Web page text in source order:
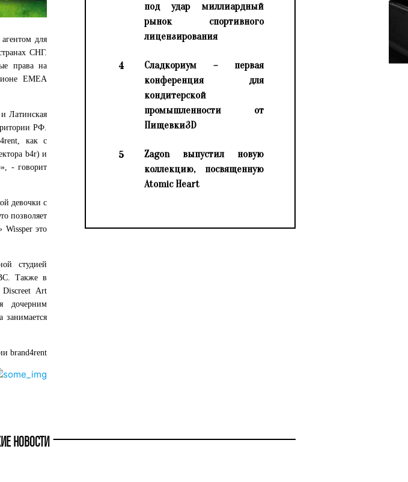
для
СНГ.
права на
EMEA
Латинская
РФ.
как c
b4r) и
- говорит
девочки с
позволяет
это
студией
Также в
Art
дочерним
занимается
brand4rent
под удар миллиардный
рынок спортивного
лицензирования
4
Сладкориум – первая
конференция для
кондитерской
промышленности от
Пищевки3D
5
Zagon выпустил новую
коллекцию, посвященную
Atomic Heart
НОВОСТИ